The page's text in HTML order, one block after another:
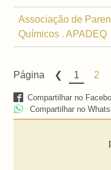
Associação de
Químicos . APADEQ
Página 1 2
Compartilhar no
Compartilhar no